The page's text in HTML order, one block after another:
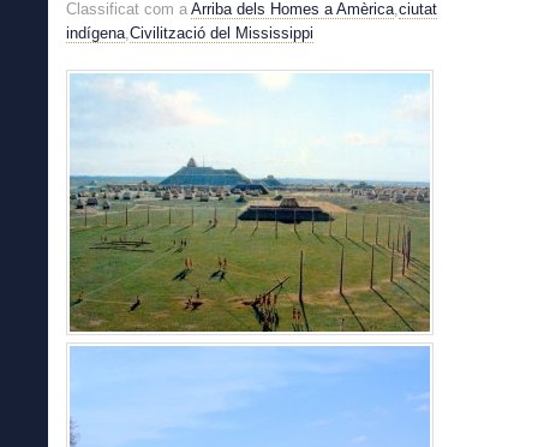
Classificat com a Arriba dels Homes a Amèrica,ciutat
indígena,Civilització del Mississippi